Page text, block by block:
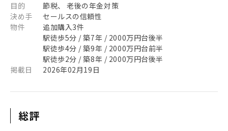
目的
節税、 老後の年金対策
決め手
セールスの信頼性
物件
追加購入3件
駅徒歩5分 / 築7年 / 2000万円台後半
駅徒歩4分 / 築9年 / 2000万円台前半
駅徒歩2分 / 築8年 / 2000万円台後半
掲載日
2026年02月19日
総評